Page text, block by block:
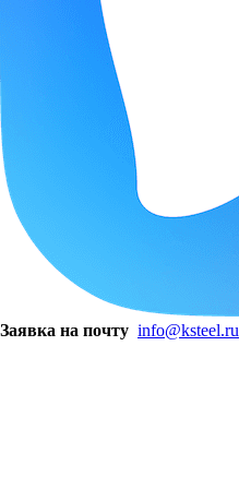
Заявка на почту info@ksteel.ru